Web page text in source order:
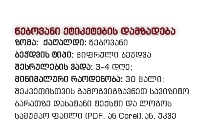
წებოვანი ეტიკეტების დამზადება
ზომა: ქაღალდი: წებოვანი
ბეჭდვის ტიპი: ციფრული ბეჭდვა
შესრულების ვადა: 3-4 დღე;
მინიმალური რაოდენობა: 30 ცალი;
შეკვეთისთვის გამოგვიგზავნეთ სავიზიტო
ბარათზე დასატანი ტექსტი და ლოგოს
სამუშაო ფაილი (PDF, ან Corel).ან, უკვე